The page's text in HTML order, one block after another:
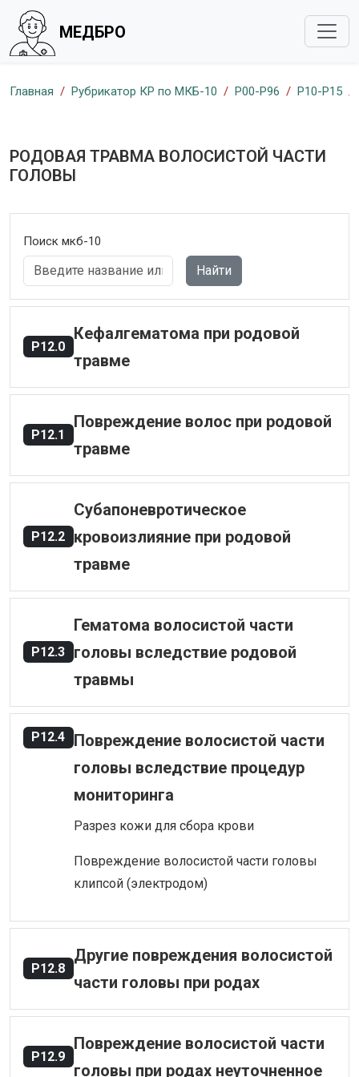
МЕДБРО
Главная Рубрикатор КР по МКБ-10 P00-P96 P10-P15
РОДОВАЯ ТРАВМА ВОЛОСИСТОЙ ЧАСТИ
ГОЛОВЫ
Поиск мкб-10
Найти
P12.0
Кефалгематома при родовой
травме
P12.1
Повреждение волос при родовой
травме
P12.2
Субапоневротическое
кровоизлияние при родовой
травме
P12.3
Гематома волосистой части
головы вследствие родовой
травмы
P12.4 Повреждение волосистой части
головы вследствие процедур
мониторинга
Разрез кожи для сбора крови
Повреждение волосистой части головы
клипсой (электродом)
P12.8
Другие повреждения волосистой
части головы при родах
P12.9
Повреждение волосистой части
головы при родах неуточненное